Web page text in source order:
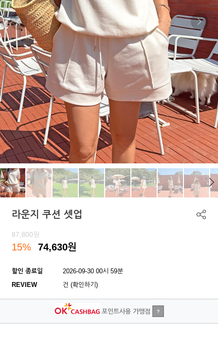
라운지 쿠션 셋업
87,800원
15% 74,630원
할인 종료일
2026-09-30 00시 59분
REVIEW
건 (확인하기)
포인트사용 가맹점 ?